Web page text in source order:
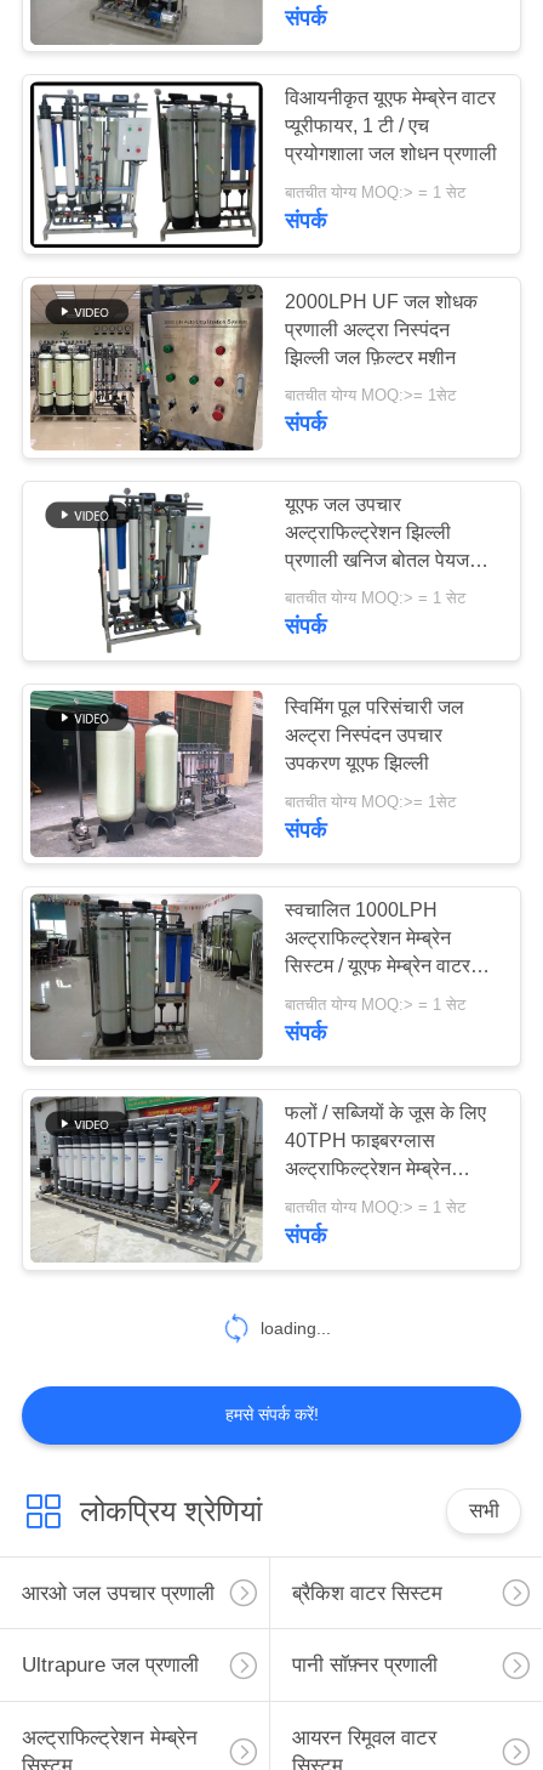
COMPANY
NEWS
साइटमैप
PRIVACY
POLICY
संपर्क
विआयनीकृत यूएफ मेम्ब्रेन वाटर
प्यूरीफायर, 1 टी / एच
प्रयोगशाला जल शोधन प्रणाली
बातचीत योग्य MOQ:> = 1 सेट
संपर्क
2000LPH UF जल शोधक
प्रणाली अल्ट्रा निस्पंदन
झिल्ली जल फ़िल्टर मशीन
बातचीत योग्य MOQ:>= 1सेट
संपर्क
यूएफ जल उपचार
अल्ट्राफिल्ट्रेशन झिल्ली
प्रणाली खनिज बोतल पेयजल
शोधक संयंत्र
बातचीत योग्य MOQ:> = 1 सेट
संपर्क
स्विमिंग पूल परिसंचारी जल
अल्ट्रा निस्पंदन उपचार
उपकरण यूएफ झिल्ली
बातचीत योग्य MOQ:>= 1सेट
संपर्क
स्वचालित 1000LPH
अल्ट्राफिल्ट्रेशन मेम्ब्रेन
सिस्टम / यूएफ मेम्ब्रेन वाटर
प्यूरीफायर
बातचीत योग्य MOQ:> = 1 सेट
संपर्क
फलों / सब्जियों के जूस के लिए
40TPH फाइबरग्लास
अल्ट्राफिल्ट्रेशन मेम्ब्रेन
सिस्टम
बातचीत योग्य MOQ:> = 1 सेट
संपर्क
loading...
हमसे संपर्क करें!
लोकप्रिय श्रेणियां सभी
आरओ जल उपचार प्रणाली ब्रैकिश वाटर सिस्टम
Ultrapure जल प्रणाली पानी सॉफ़्नर प्रणाली
अल्ट्राफिल्ट्रेशन मेम्ब्रेन
आयरन रिमूवल वाटर